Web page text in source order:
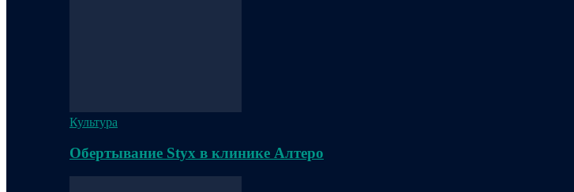
Культура
Обертывание Styx в клинике Алтеро